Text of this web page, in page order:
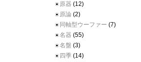
原器 (12)
原論 (2)
同軸型ウーファー (7)
名器 (55)
名盤 (3)
四季 (14)